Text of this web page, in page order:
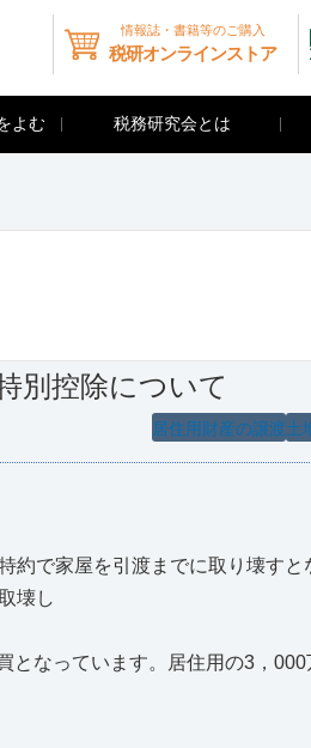
情報誌・書籍等のご購入
税研オンラインストア
よむ 税務研究会とは
別控除について
土
居住用財産の譲渡
約で家屋を引渡までに取り壊すと
壊し
なっています。居住用の3，